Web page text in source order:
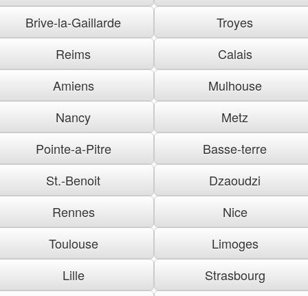
Brive-la-Gaillarde
Troyes
Reims
Calais
Amiens
Mulhouse
Nancy
Metz
Pointe-a-Pitre
Basse-terre
St.-Benoit
Dzaoudzi
Rennes
Nice
Toulouse
Limoges
Lille
Strasbourg